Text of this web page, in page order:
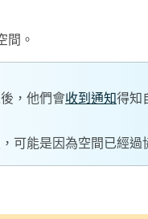
間。
，他們會收到通知得知
可能是因為空間已經